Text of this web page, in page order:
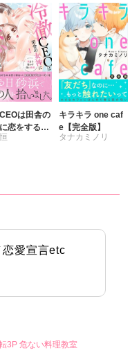
は田舎の
恋をする
で溶かす
キラキラ one caf
e【完全版】
タナカミノリ
愛宣言etc
3P 危ない料理教室